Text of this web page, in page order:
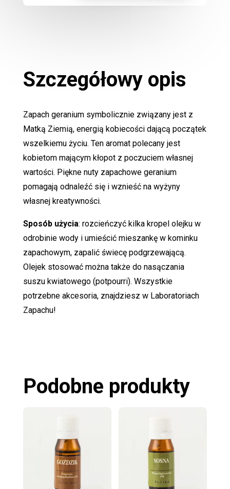
Szczegółowy opis
Zapach geranium symbolicznie związany jest z
Matką Ziemią, energią kobiecości dającą początek
wszelkiemu życiu. Ten aromat polecany jest
kobietom mającym kłopot z poczuciem własnej
wartości. Piękne nuty zapachowe geranium
pomagają odnaleźć się i wznieść na wyżyny
własnej kreatywności.
Sposób użycia: rozcieńczyć kilka kropel olejku w
odrobinie wody i umieścić mieszankę w kominku
zapachowym, zapalić świecę podgrzewającą.
Olejek stosować można także do nasączania
suszu kwiatowego (potpourri). Wszystkie
potrzebne akcesoria, znajdziesz w Laboratoriach
Zapachu!
Podobne produkty